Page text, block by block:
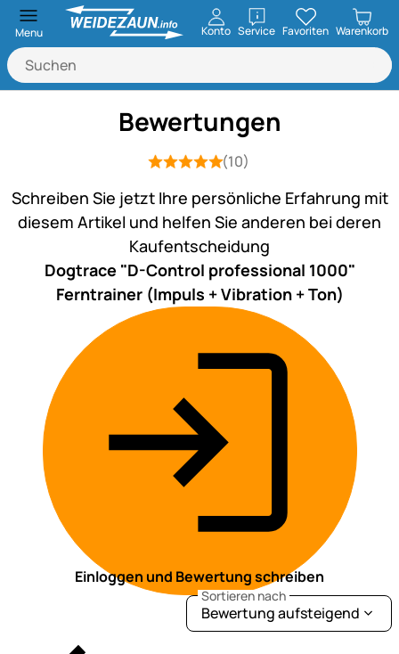
Menu Konto ServiceöffnenFavoriten Warenkorb
Bewertungen
Bewertung: 5 von 5 (10 Bewertungen)
10 Bewertungen
(10)
Schreiben Sie jetzt Ihre persönliche Erfahrung mit
diesem Artikel und helfen Sie anderen bei deren
Kaufentscheidung
Dogtrace "D-Control professional 1000"
Ferntrainer (Impuls + Vibration + Ton)
Einloggen und Bewertung schreiben
Sortieren nach
Bewertung aufsteigend